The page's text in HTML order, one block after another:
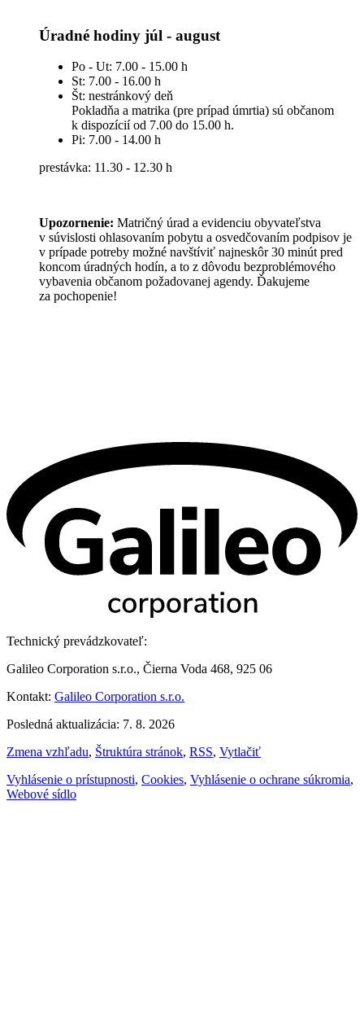
Úradné hodiny júl - august
Po - Ut: 7.00 - 15.00 h
St: 7.00 - 16.00 h
Št: nestránkový deň
Pokladňa a matrika (pre prípad úmrtia) sú občanom
k dispozícií od 7.00 do 15.00 h.
Pi: 7.00 - 14.00 h
prestávka: 11.30 - 12.30 h
Upozornenie: Matričný úrad a evidenciu obyvateľstva
v súvislosti ohlasovaním pobytu a osvedčovaním podpisov je
v prípade potreby možné navštíviť najneskôr 30 minút pred
koncom úradných hodín, a to z dôvodu bezproblémového
vybavenia občanom požadovanej agendy. Ďakujeme
za pochopenie!
Technický prevádzkovateľ:
Galileo Corporation s.r.o., Čierna Voda 468, 925 06
Kontakt: Galileo Corporation s.r.o.
Posledná aktualizácia: 7. 8. 2026
Zmena vzhľadu, Štruktúra stránok, RSS, Vytlačiť
Vyhlásenie o prístupnosti, Cookies, Vyhlásenie o ochrane súkromia,
Webové sídlo